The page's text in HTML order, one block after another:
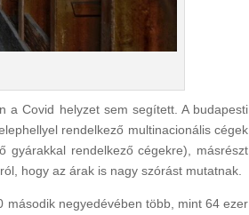
a Covid helyzet sem segített. A budapesti
rendelkező multinacionális cégek
gyárakkal rendelkező cégekre), másrészt
hogy az árak is nagy szórást mutatnak.
második negyedévében több, mint 64 ezer